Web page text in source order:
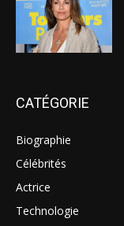
CATÉGORIE
Biographie
Célébrités
Actrice
Technologie